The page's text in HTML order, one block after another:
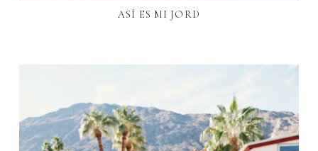
ASÍ ES MI JORD